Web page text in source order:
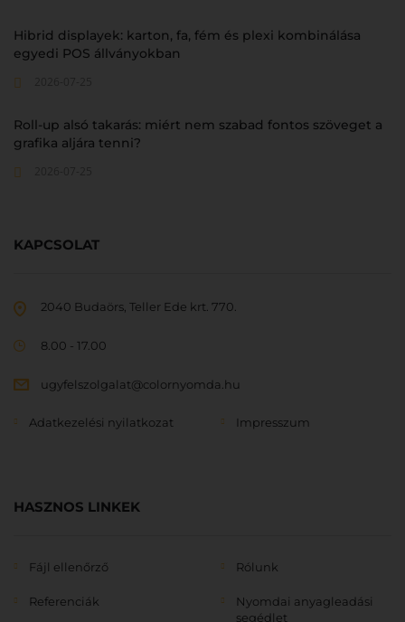
Hibrid displayek: karton, fa, fém és plexi kombinálása
egyedi POS állványokban
Roll-up alsó takarás: miért nem szabad fontos szöveget a
grafika aljára tenni?
KAPCSOLAT
2040 Budaörs, Teller Ede krt. 770.
8.00 - 17.00
ugyfelszolgalat@colornyomda.hu
Adatkezelési nyilatkozat Impresszum
HASZNOS LINKEK
Fájl ellenőrző Rólunk
Referenciák
Nyomdai anyagleadási
segédlet